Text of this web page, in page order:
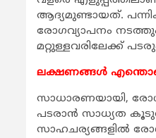
ആദ്യമുണ്ടായത്.
രോഗവ്യാപനം
മറ്റുള്ളവരിലേക്ക്
ലക്ഷണങ്ങള്‍
സാധാരണയായി,
പടരാന്‍ സാധ്യത
സാഹചര്യങ്ങളില്‍